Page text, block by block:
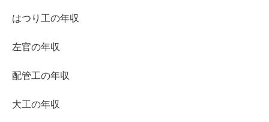
はつり工の年収
左官の年収
配管工の年収
大工の年収